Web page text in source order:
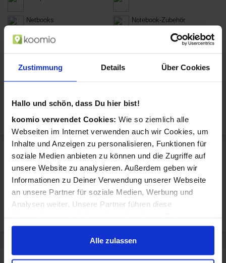
Zustimmung Details Über Cookies
Hallo und schön, dass Du hier bist!
koomio verwendet Cookies: Wie so ziemlich alle
Webseiten im Internet verwenden auch wir Cookies, um
Inhalte und Anzeigen zu personalisieren, Funktionen für
soziale Medien anbieten zu können und die Zugriffe auf
unsere Website zu analysieren. Außerdem geben wir
Informationen zu Deiner Verwendung unserer Webseite
an unsere Partner für soziale Medien, Werbung und
Analysen weiter. Unsere Partner führen diese
zusammen, die Du ihnen bereitgestellt hast oder die sie
im Rahmen Deiner Nutzung der Dienste gesammelt
haben.
Alle zulassen
Netbooks Notebook-Zubehör
Desktop-PCs
PC-Komponenten Software & Videospiele
Marken, die Du bei ARLT Computer kaufen
kannst
ARLT Computer verkauft u.a. diese Marken:
Acer
Apple